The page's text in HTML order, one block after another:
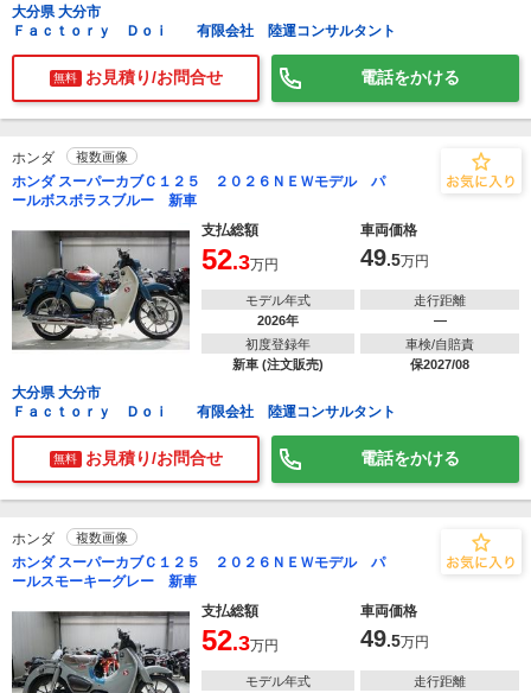
大分県 大分市
Ｆａｃｔｏｒｙ Ｄｏｉ 有限会社 陸運コンサルタント
無料 お見積り/お問合せ 電話をかける
ホンダ 複数画像
ホンダ スーパーカブＣ１２５ ２０２６ＮＥＷモデル パ
ールボスボラスブルー 新車
支払総額
車両価格
52.3万円 49.5万円
モデル年式
2026年
走行距離
―
初度登録年
新車 (注文販売)
車検/自賠責
保2027/08
大分県 大分市
Ｆａｃｔｏｒｙ Ｄｏｉ 有限会社 陸運コンサルタント
無料 お見積り/お問合せ 電話をかける
ホンダ 複数画像
ホンダ スーパーカブＣ１２５ ２０２６ＮＥＷモデル パ
ールスモーキーグレー 新車
支払総額
車両価格
52.3万円 49.5万円
モデル年式
走行距離